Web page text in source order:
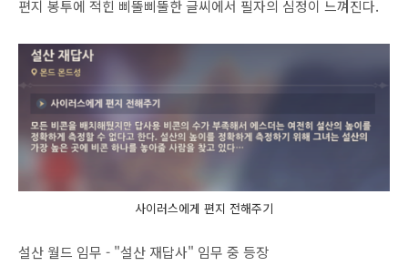
편지 봉투에 적힌 삐뚤삐뚤한 글씨에서 필자의 심정이 느껴진다.
사이러스에게 편지 전해주기
설산 월드 임무 - "설산 재답사" 임무 중 등장